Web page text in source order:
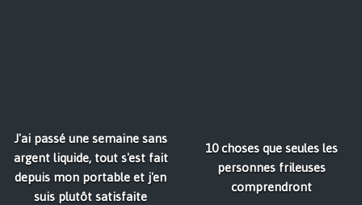
J'ai passé une semaine sans
argent liquide, tout s'est fait
depuis mon portable et j'en
suis plutôt satisfaite
10 choses que seules les
personnes frileuses
comprendront